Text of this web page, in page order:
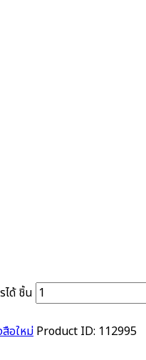
ได้ ชิ้น
อใหม่ Product ID: 112995